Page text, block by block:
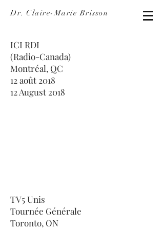
Dr. Claire-Marie Brisson
ICI RDI
(Radio-Canada)
Montréal, QC
12 août 2018
12 August 2018
TV5 Unis
Tournée Générale
Toronto, ON